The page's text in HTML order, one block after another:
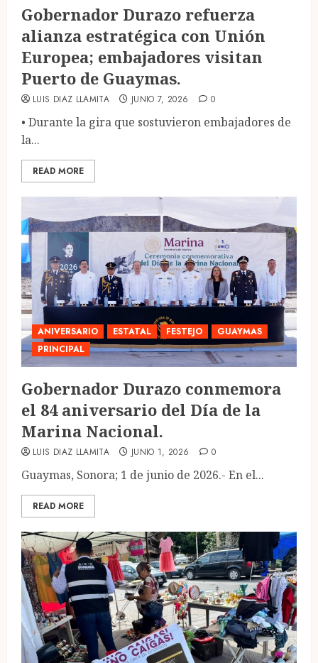
Gobernador Durazo refuerza
alianza estratégica con Unión
Europea; embajadores visitan
Puerto de Guaymas.
LUIS DIAZ LLAMITA JUNIO 7, 2026 0
•⁠ ⁠Durante la gira que sostuvieron embajadores de
la...
READ MORE
ANIVERSARIO ESTATAL FESTEJO
GUAYMAS
PRINCIPAL
Gobernador Durazo conmemora
el 84 aniversario del Día de la
Marina Nacional.
LUIS DIAZ LLAMITA JUNIO 1, 2026 0
Guaymas, Sonora; 1 de junio de 2026.- En el...
READ MORE